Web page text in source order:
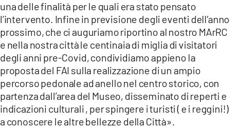
una delle finalità per le quali era stato pensato
l’intervento. Infine in previsione degli eventi dell’anno
prossimo, che ci auguriamo riportino al nostro MArRC
e nella nostra città le centinaia di miglia di visitatori
degli anni pre-Covid, condividiamo appieno la
proposta del FAI sulla realizzazione di un ampio
percorso pedonale ad anello nel centro storico, con
partenza dall’area del Museo, disseminato di reperti e
indicazioni culturali , per spingere i turisti ( e i reggini!)
a conoscere le altre bellezze della Città».